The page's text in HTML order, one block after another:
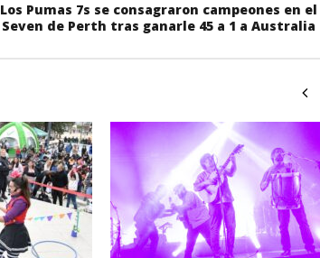
Los Pumas 7s se consagraron campeones en el
Seven de Perth tras ganarle 45 a 1 a Australia